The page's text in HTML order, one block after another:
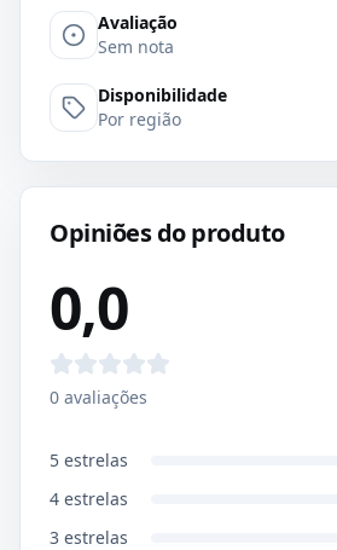
Avaliação
Sem nota
Disponibilidade
Por região
Opiniões do produto
0,0
0 avaliações
5 estrelas
4 estrelas
3 estrelas